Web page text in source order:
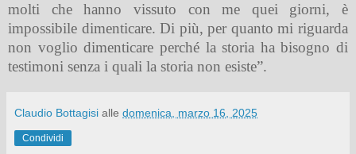
molti che hanno vissuto con me quei giorni, è
impossibile dimenticare. Di più, per quanto mi riguarda
non voglio dimenticare perché la storia ha bisogno di
testimoni senza i quali la storia non esiste”.
Claudio Bottagisi alle domenica, marzo 16, 2025
Condividi